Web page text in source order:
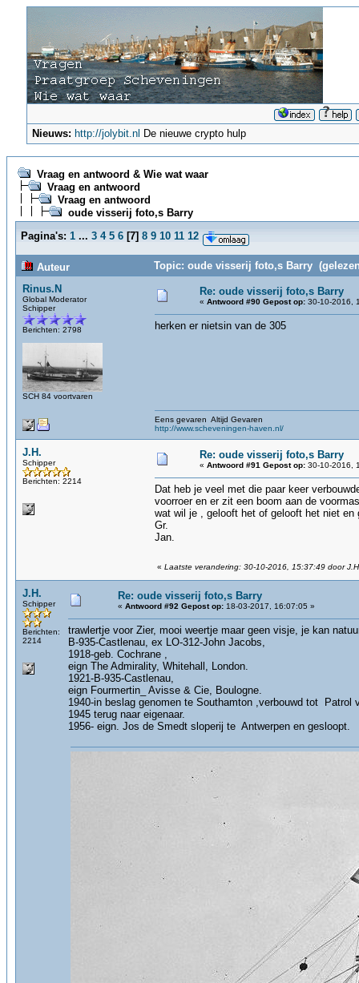
Nieuws: http://jolybit.nl De nieuwe crypto hulp
Vraag en antwoord & Wie wat waar
Vraag en antwoord
Vraag en antwoord
oude visserij foto,s Barry
Pagina's: 1 ... 3 4 5 6 [7] 8 9 10 11 12
Auteur
Topic: oude visserij foto,s Barry
Rinus.N
Global Moderator
Schipper
Berichten: 2798
SCH 84 voortvaren
Re: oude visserij foto,s Barry
« Antwoord #90 Gepost op: 30-10-2016,
herken er nietsin van de 305
Eens gevaren Altijd Gevaren
http://www.scheveningen-haven.nl/
J.H.
Schipper
Berichten: 2214
Re: oude visserij foto,s Barry
« Antwoord #91 Gepost op: 30-10-2016,
Dat heb je veel met die paar keer
voorroer en er zit een boom aan de
wat wil je , gelooft het of gelooft het niet
Gr.
Jan.
« Laatste verandering: 30-10-2016, 15:37:49 door
J.H.
Schipper
Berichten:
2214
Re: oude visserij foto,s Barry
« Antwoord #92 Gepost op: 18-03-2017, 16:07:05 »
trawlertje voor Zier, mooi weertje maar geen visje, je kan
B-935-Castlenau, ex LO-312-John Jacobs,
1918-geb. Cochrane ,
eign The Admirality, Whitehall, London.
1921-B-935-Castlenau,
eign Fourmertin_ Avisse & Cie, Boulogne.
1940-in beslag genomen te Southamton ,verbouwd tot
1945 terug naar eigenaar.
1956- eign. Jos de Smedt sloperij te Antwerpen en gesloopt.